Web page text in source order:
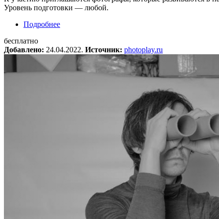
Уровень подготовки — любой.
Подробнее
бесплатно
Добавлено: 24.04.2022. Источник: photoplay.ru